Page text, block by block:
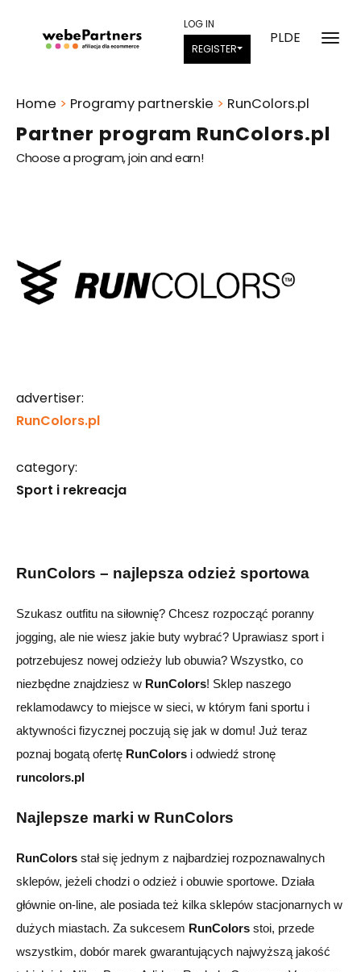
PLDE
LOG IN
REGISTER
Partner program RunColors.pl
Choose a program, join and earn!
Home > Programy partnerskie > RunColors.pl
advertiser:
RunColors.pl
category:
Sport i rekreacja
RunColors – najlepsza odzież sportowa
Szukasz outfitu na siłownię? Chcesz rozpocząć poranny
jogging, ale nie wiesz jakie buty wybrać? Uprawiasz sport i
potrzebujesz nowej odzieży lub obuwia? Wszystko, co
niezbędne znajdziesz w RunColors! Sklep naszego
reklamodawcy to miejsce w sieci, w którym fani sportu i
aktywności fizycznej poczują się jak w domu! Już teraz
poznaj bogatą ofertę RunColors i odwiedź stronę
runcolors.pl
Najlepsze marki w RunColors
RunColors stał się jednym z najbardziej rozpoznawalnych
sklepów, jeżeli chodzi o odzież i obuwie sportowe. Działa
głównie on-line, ale posiada też kilka sklepów stacjonarnych w
dużych miastach. Za sukcesem RunColors stoi, przede
wszystkim, dobór marek gwarantujących najwyższą jakość